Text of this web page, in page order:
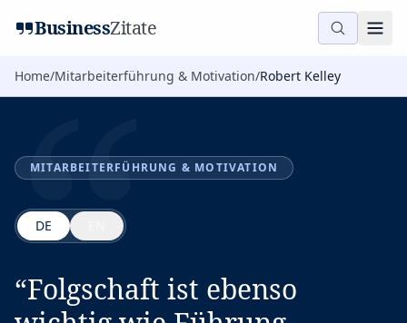
BusinessZitate
Home/Mitarbeiterführung & Motivation/Robert Kelley
“
MITARBEITERFÜHRUNG & MOTIVATION
DE
“Folgschaft ist ebenso